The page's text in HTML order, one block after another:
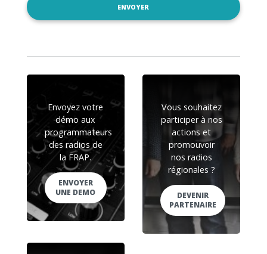
Envoyez votre
démo aux
programmateurs
des radios de
la FRAP.
ENVOYER
UNE DEMO
Vous souhaitez
participer à nos
actions et
promouvoir
nos radios
régionales ?
DEVENIR
PARTENAIRE